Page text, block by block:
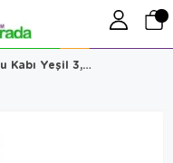
Stefanplast Hazneli Su Kabı Yeşil 3,5 lt